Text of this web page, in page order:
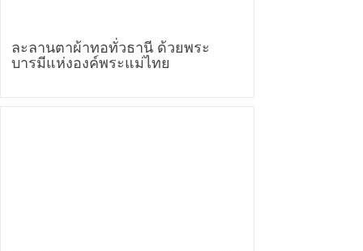
ละลานตาผ้าทอทั่วธานี ด้วยพระ
บารมีแห่งองค์พระแม่ไทย